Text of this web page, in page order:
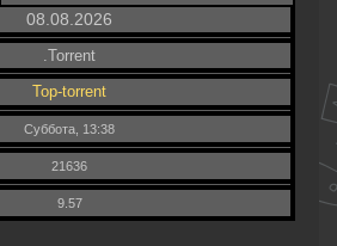
08.08.2026
.Torrent
Top-torrent
Суббота, 13:38
21636
9.57